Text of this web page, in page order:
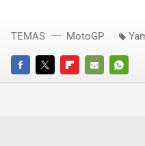
FACEBOOKTWITTERFLIPBOARD
E-
TEMAS MotoGP